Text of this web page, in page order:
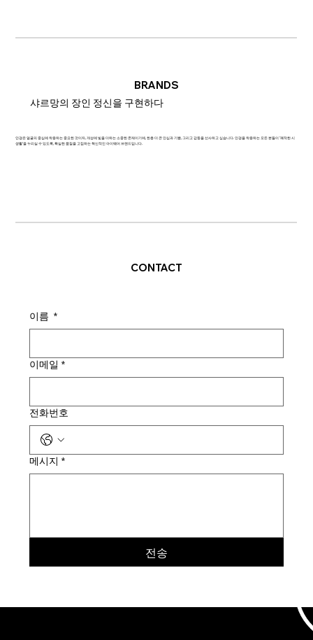
BRANDS
샤르망의 장인 정신을 구현하다
안경은 얼굴의 중심에 착용하는 중요한 것이자, 개성에 빛을 더하는 소중한 존재이기에, 한층 더 큰 안심과 기쁨, 그리고 감동을 선사하고 싶습니다. 안경을 착용하는 모든 분들이 '쾌적한 시
생활'을 누리실 수 있도록, 확실한 품질을 고집하는 혁신적인 아이웨어 브랜드입니다.
CONTACT
이름 *
이메일 *
전화번호
메시지 *
전송